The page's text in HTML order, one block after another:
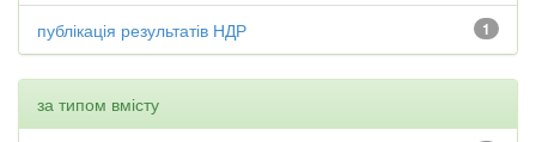
1
публікація результатів НДР
за типом вмісту